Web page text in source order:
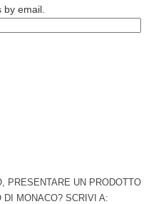
email.
PRESENTARE UN PRODOTTO
MONACO? SCRIVI A: